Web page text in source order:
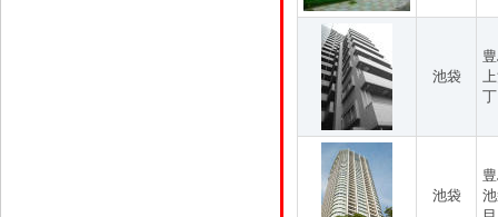
池袋
池袋